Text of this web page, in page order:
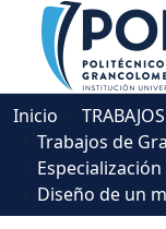
Comunidades
Descubre
Estadísticas
Inicio